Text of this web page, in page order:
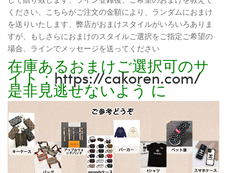
ください、こちらがご注文の金額により、ランダムにおまけ
を送りいたします、弊店がおまけスタイルがいろいろありま
すが、もしさらにおまけのスタイルご選択をご指定ご希望の
場合、ラインでメッセージを送ってください
在庫あるおまけご選択可のサ
イト：https://cakoren.com/
是非見逃せないよう に